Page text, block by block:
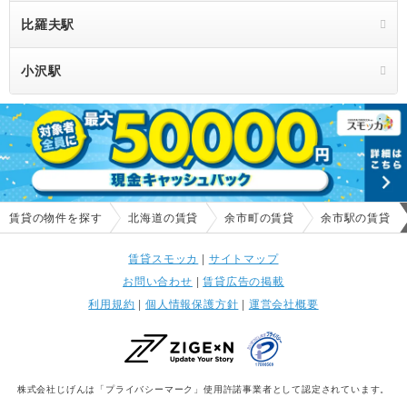
比羅夫駅
小沢駅
賃貸の物件を探す 北海道の賃貸 余市町の賃貸 余市駅の賃貸
賃貸スモッカ | サイトマップ
お問い合わせ |賃貸広告の掲載
利用規約 | 個人情報保護方針 | 運営会社概要
株式会社じげんは「プライバシーマーク」使用許諾事業者として認定されています。